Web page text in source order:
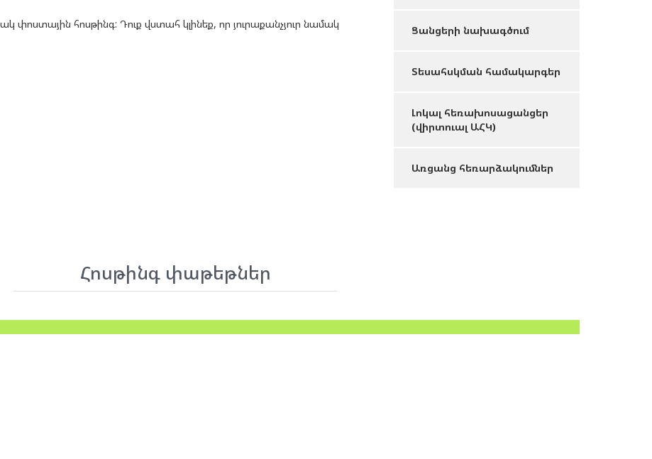
փոստային հոսթինգ: Դուք վստահ կլինեք, որ յուրաքանչյուր նամակ
Ցանցերի նախագծում
Տեսահսկման համակարգեր
Լոկալ հեռախոսացանցեր
(վիրտուալ ԱՀԿ)
Առցանց հեռարձակումներ
Հոսթինգ փաթեթներ